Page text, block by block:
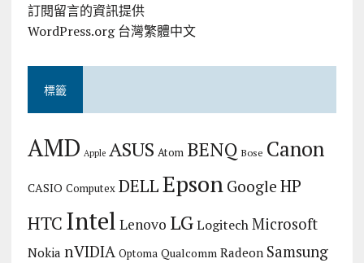
訂閱留言的資訊提供
WordPress.org 台灣繁體中文
標籤
AMD Apple ASUS Atom BENQ Bose Canon
CASIO Computex DELLEpson Google HP
HTC Intel Lenovo LG Logitech Microsoft
Nokia nVIDIA Optoma Qualcomm Radeon Samsung